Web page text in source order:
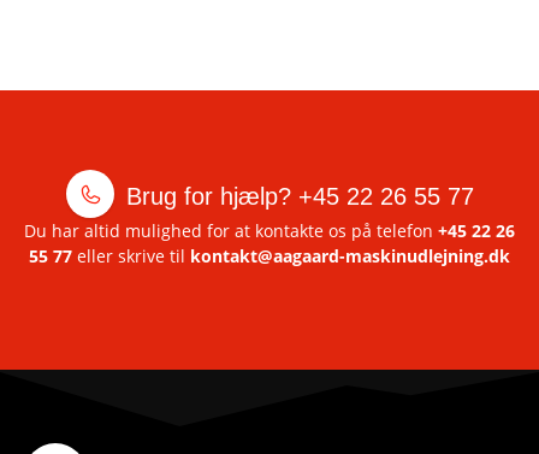
Brug for hjælp? +45 22 26 55 77
Du har altid mulighed for at kontakte os på telefon +45 22 26
55 77 eller skrive til kontakt@aagaard-maskinudlejning.dk